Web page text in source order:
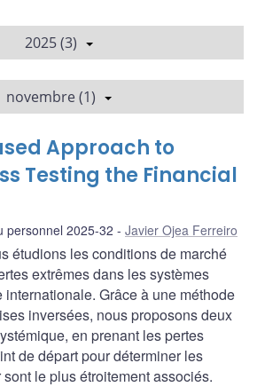
2025 (3)
novembre (1)
Approach to
Testing the Financial
personnel 2025-32 Javier Ojea Ferreiro
étudions les conditions de marché
extrêmes dans les systèmes
internationale. Grâce à une méthode
inversées, nous proposons deux
en prenant les pertes
de départ pour déterminer les
le plus étroitement associés.